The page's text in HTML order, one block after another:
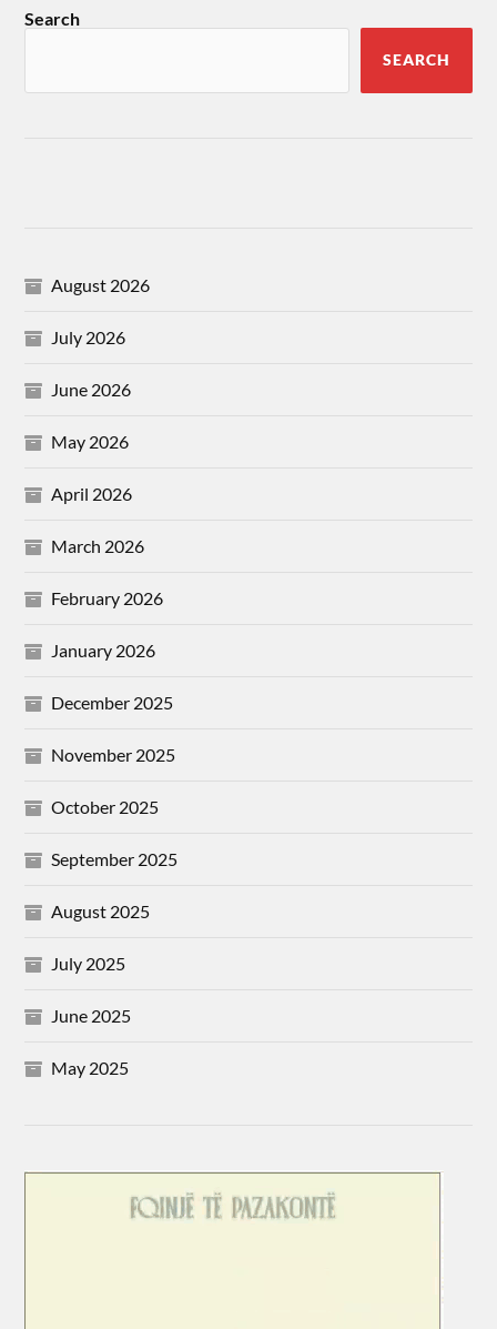
Search
SEARCH
August 2026
July 2026
June 2026
May 2026
April 2026
March 2026
February 2026
January 2026
December 2025
November 2025
October 2025
September 2025
August 2025
July 2025
June 2025
May 2025